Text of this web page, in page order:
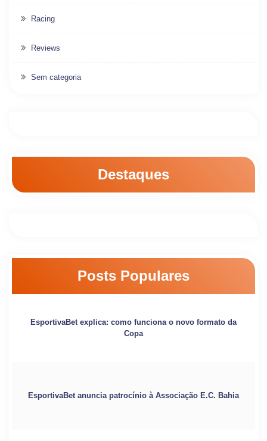
Racing
Reviews
Sem categoria
Destaques
Posts Populares
EsportivaBet explica: como funciona o novo formato da
Copa
EsportivaBet anuncia patrocínio à Associação E.C. Bahia